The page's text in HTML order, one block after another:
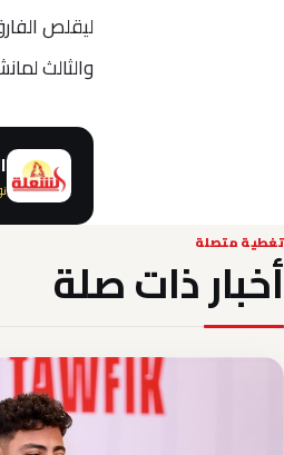
والثالث
تغطية متصلة
أخبار ذات صلة